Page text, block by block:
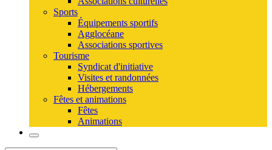
Sports
Équipements sportifs
Agglocéane
Associations sportives
Tourisme
Syndicat d'initiative
Visites et randonnées
Hébergements
Fêtes et animations
Fêtes
Animations